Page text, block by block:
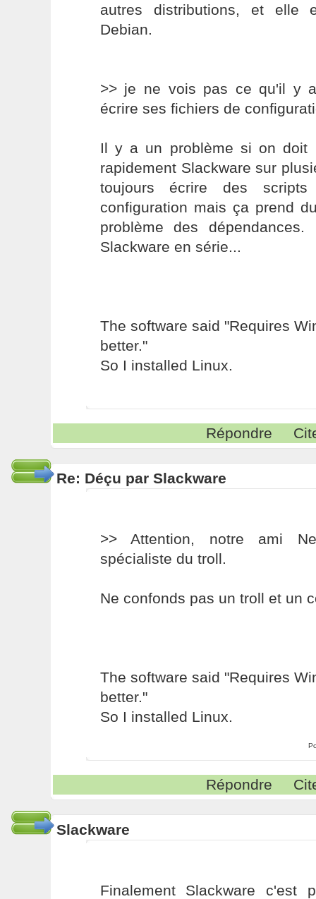
autres distributions, et
Debian.
>> je ne vois pas ce qu'il y
écrire ses fichiers de
Il y a un problème si on doit
rapidement Slackware sur
toujours écrire des
configuration mais ça prend
problème des dépendances.
Slackware en série...
The software said "Requires
better."
So I installed Linux.
Répondre
Re: Déçu par Slackware
>> Attention, notre ami
spécialiste du troll.
Ne confonds pas un troll et un
The software said "Requires
better."
So I installed Linux.
Répondre
Slackware
Finalement Slackware c'est